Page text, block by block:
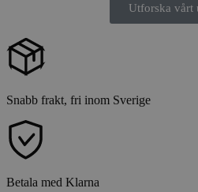
Utforska vårt
Snabb frakt, fri inom Sverige
Betala med Klarna